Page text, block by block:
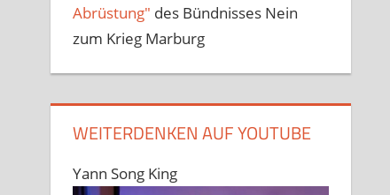
Abrüstung" des Bündnisses Nein
zum Krieg Marburg
WEITERDENKEN AUF YOUTUBE
Yann Song King